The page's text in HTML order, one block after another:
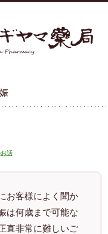
話
お客様によく聞か
は何歳まで可能な
直非常に難しいご